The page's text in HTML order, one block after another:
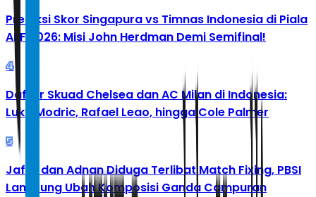
Prediksi Skor Singapura vs Timnas Indonesia di Piala
AFF 2026: Misi John Herdman Demi Semifinal!
4
Daftar Skuad Chelsea dan AC Milan di Indonesia:
Luka Modric, Rafael Leao, hingga Cole Palmer
5
Jafar dan Adnan Diduga Terlibat Match Fixing, PBSI
Langsung Ubah Komposisi Ganda Campuran